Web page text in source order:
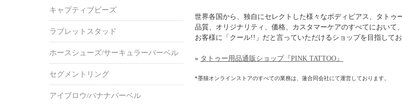
世界各国から、独自にセレクトした様々なボディピアス、タトゥ
品質、オリジナリティ、価格、カスタマーケアのすべてにおいて、
お客様に「クール!!」だと言っていただけるショップを目指してお
» タトゥー用品通販ショップ『PINK TATTOO』
*墨猫オンラインストアのすべての業務は、蓮合同会社にて運営しております。
キャプティブビーズ
ラブレットスタッド
ホースシューズ/サーキュラーバーベル
セグメントリング
アイブロウ/バナナバーベル